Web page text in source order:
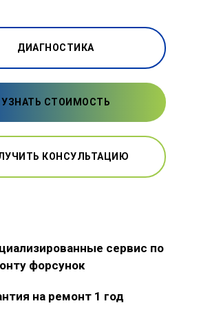
ДИАГНОСТИКА
УЗНАТЬ СТОИМОСТЬ
КОНСУЛЬТАЦИЮ
сервис по
форсунок
на ремонт 1 год